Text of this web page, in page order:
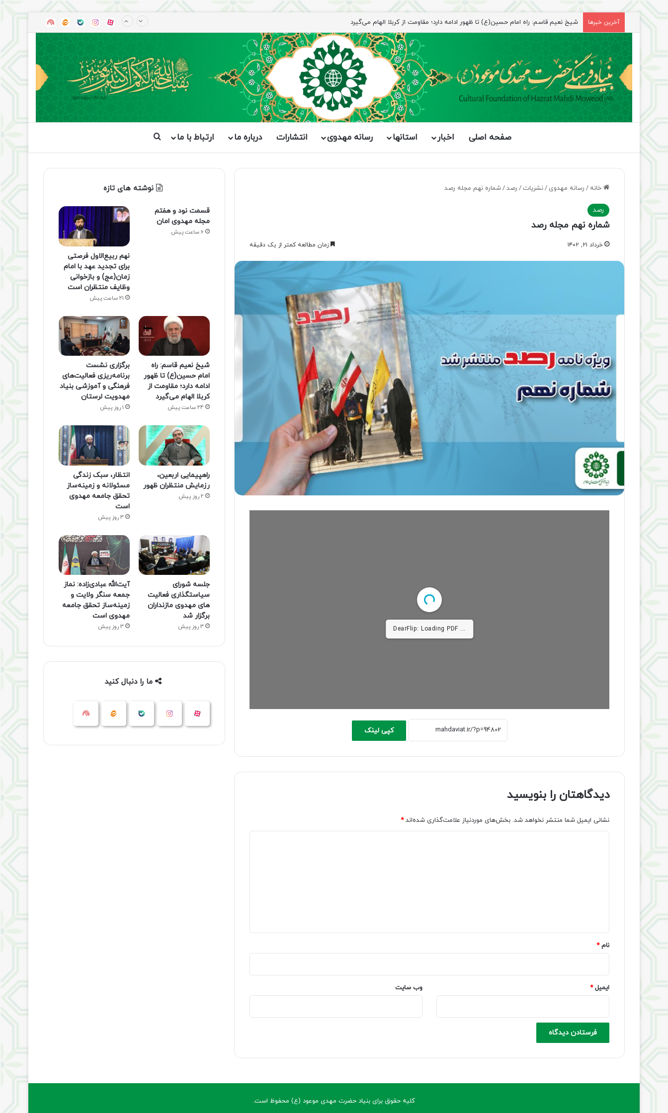
آخرین خبرها آپاراتاینستاگرام
بله ایتا
صفحه اصلی اخبار استانها رسانه مهدوی انتشارات درباره ما ارتباط با ما جستجو برای
خانه / رسانه مهدوی /نشریات / رصد/شماره نهم مجله رصد
رصد
شماره نهم مجله رصد
خرداد ۲۱, ۱۴۰۲ زمان مطالعه کمتر از یک دقیقه
DearFlip: Loading PDF ...
کپی لینک
دیدگاهتان را بنویسید
نشانی ایمیل شما منتشر نخواهد شد. بخش‌های موردنیاز علامت‌گذاری شده‌اند*
نام*
ایمیل* وب‌ سایت
نوشته های تازه
قسمت نود و هفتم
مجله مهدوی امان
6 ساعت پیش
نهم ربیع‌الاول فرصتی
برای تجدید عهد با امام
زمان(عج) و بازخوانی
وظایف منتظران است
21 ساعت پیش
شیخ نعیم قاسم: راه
امام حسین(ع) تا ظهور
ادامه دارد؛ مقاومت از
کربلا الهام می‌گیرد
24 ساعت پیش
برگزاری نشست
برنامه‌ریزی فعالیت‌های
فرهنگی و آموزشی بنیاد
مهدویت لرستان
1 روز پیش
راهپیمایی اربعین،
رزمایش منتظران ظهور
2 روز پیش
انتظار، سبک زندگی
مسئولانه و زمینه‌ساز
تحقق جامعه مهدوی
است
3 روز پیش
جلسه شورای
سیاستگذاری فعالیت
های مهدوی مازنداران
برگزار شد
3 روز پیش
آیت‌الله عبادی‌زاده: نماز
جمعه سنگر ولایت و
زمینه‌ساز تحقق جامعه
مهدوی است
3 روز پیش
ما را دنبال کنید
آپارات اینستاگرام ایتا
کلیه حقوق برای بنیاد حضرت مهدی موعود (ع) محفوظ است.